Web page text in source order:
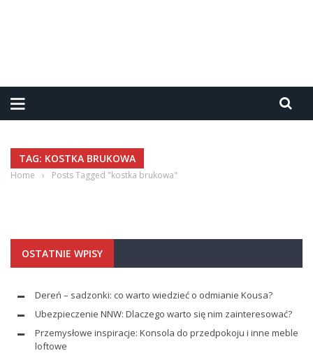
TAG: KOSTKA BRUKOWA
Home › Posts Tagged "kostka brukowa"
OSTATNIE WPISY
Dereń – sadzonki: co warto wiedzieć o odmianie Kousa?
Ubezpieczenie NNW: Dlaczego warto się nim zainteresować?
Przemysłowe inspiracje: Konsola do przedpokoju i inne meble
loftowe